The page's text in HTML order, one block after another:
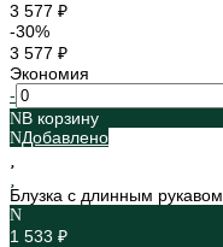
3 577 ₽
-30%
3 577 ₽
Экономия
-
В корзину
Добавлено
Блузка с длинным рукавом
1 533 ₽